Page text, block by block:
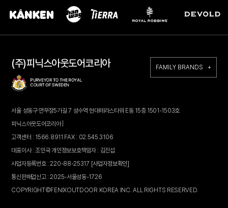
(주)피닉스아웃도어코리아 FAMILY BRANDS +
서울 성동구 연무장5가길 7 성수역 현대테라스타워 E동 15층 1501-1503호
피닉스아웃도어코리아 |
고객센터 : 1566.8911 FAX : 02.545.3106
대표이사 : 조인국 개인정보보호책임자 : 김진섭
사업자등록번호 : 220-88-25317 [사업자정보확인]
통신판매업신고 : 2025-서울성동-1726
COPYRIGHT©FENIXOUTDOOR KOREA INC. ALL RIGHTS RESERVED.